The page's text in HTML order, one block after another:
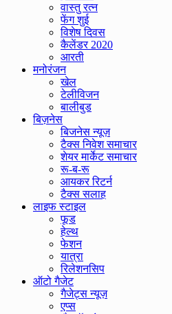
वास्तु रत्न
फेंग शुई
विशेष दिवस
कैलेंडर 2020
आरती
मनोरंजन
खेल
टेलीविजन
बालीबुड
बिज़नेस
बिजनेस न्यूज़
टैक्स निवेश समाचार
शेयर मार्केट समाचार
रू-ब-रू
आयकर रिटर्न
टैक्स सलाह
लाइफ स्टाइल
फूड
हेल्थ
फेशन
यात्रा
रिलेशनसिप
ऑटो गैजेट
गैजेट्स न्यूज़
एप्स